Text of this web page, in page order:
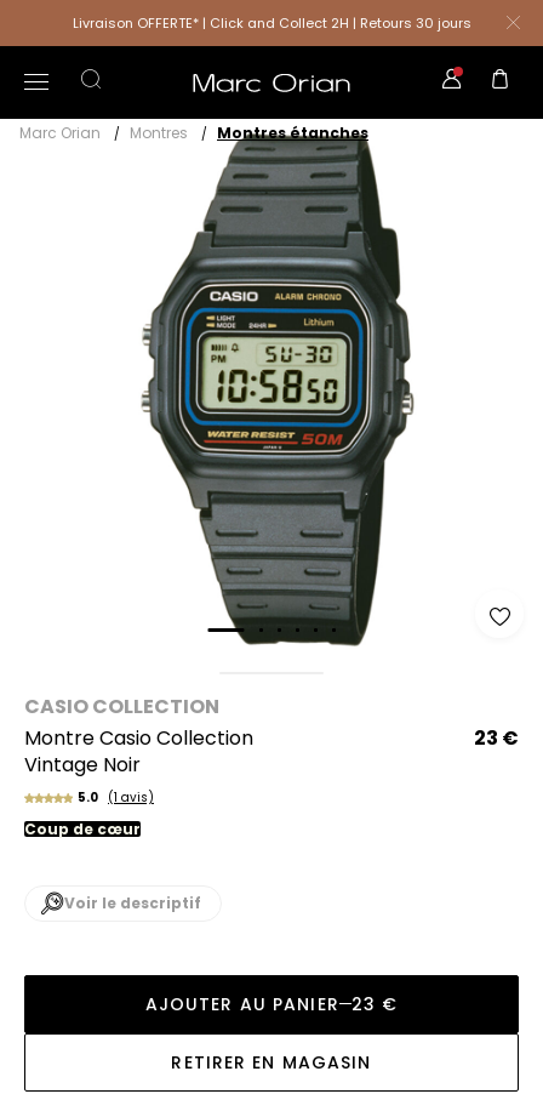
Livraison OFFERTE* | Click and Collect 2H | Retours 30 jours
Marc Orian Montres Montres étanches
CASIO COLLECTION
Montre Casio Collection
Vintage Noir
23 €
5.0 (1 avis)
Coup de cœur
Voir le descriptif
AJOUTER AU PANIER 23 €
RETIRER EN MAGASIN